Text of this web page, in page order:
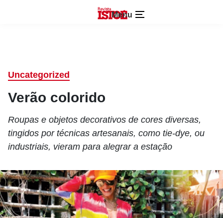
Menu
Uncategorized
Verão colorido
Roupas e objetos decorativos de cores diversas,
tingidos por técnicas artesanais, como tie-dye, ou
industriais, vieram para alegrar a estação